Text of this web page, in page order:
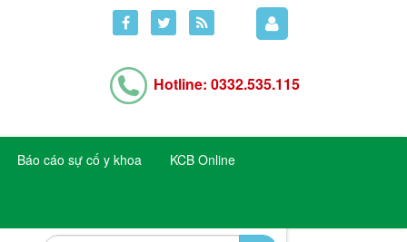
Hotline: 0332.535.115
Báo cáo sự cố y khoa KCB Online